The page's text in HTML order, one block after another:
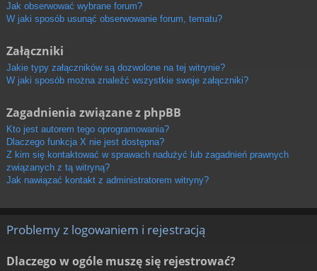
Jak obserwować wybrane forum?
W jaki sposób usunąć obserwowanie forum, tematu?
Załączniki
Jakie typy załączników są dozwolone na tej witrynie?
W jaki sposób można znaleźć wszystkie swoje załączniki?
Zagadnienia związane z phpBB
Kto jest autorem tego oprogramowania?
Dlaczego funkcja X nie jest dostępna?
Z kim się kontaktować w sprawach nadużyć lub zagadnień prawnych
związanych z tą witryną?
Jak nawiązać kontakt z administratorem witryny?
Problemy z logowaniem i rejestracją
Dlaczego w ogóle muszę się rejestrować?